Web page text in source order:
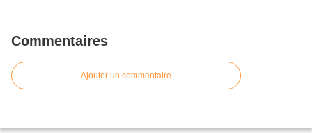
Commentaires
Ajouter un commentaire